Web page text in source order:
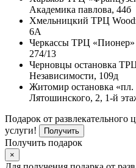
Академика павлова, 44б
Хмельницкий ТРЦ
6А
Черкассы ТРЦ «Пионер»
274/13
Черновцы остановка
Независимости, 109д
Житомир остановка
Лятошинского, 2, 1-й
Подарок от развлекательного
услуги!
Получить
Получить подарок
×